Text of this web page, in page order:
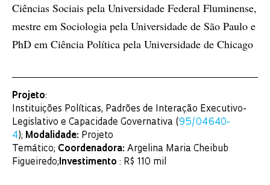
Ciências Sociais pela Universidade Federal Fluminense,
mestre em Sociologia pela Universidade de São Paulo e
PhD em Ciência Política pela Universidade de Chicago
Projeto:
Instituições Políticas, Padrões de Interação Executivo-
Legislativo e Capacidade Governativa (95/04640-
4); Modalidade: Projeto
Temático; Coordenadora: Argelina Maria Cheibub
Figueiredo;Investimento : R$ 110 mil